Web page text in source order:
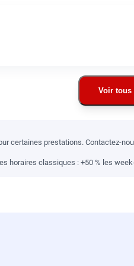
Voir tous
certaines prestations. Contactez-
horaires classiques : +50 % les